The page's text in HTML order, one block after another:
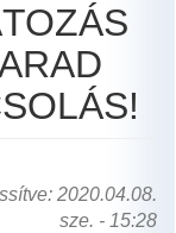
2020.04.08.
sze. - 15:28